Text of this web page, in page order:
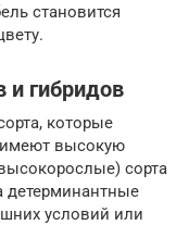
становится
и гибридов
которые
высокую
сорта
детерминантные
условий или